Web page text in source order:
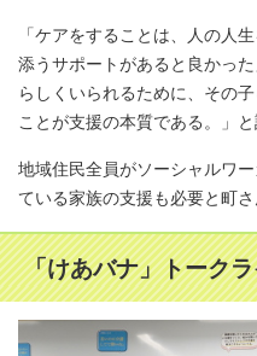
「ケアをすることは、人の人
添うサポートがあると良かっ
らしくいられるために、その
ことが支援の本質である。」と
地域住民全員がソーシャルワ
ている家族の支援も必要と町
「けあバナ」トーク